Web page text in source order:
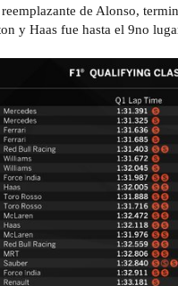
de Alonso,
y Haas fue hasta el 9no